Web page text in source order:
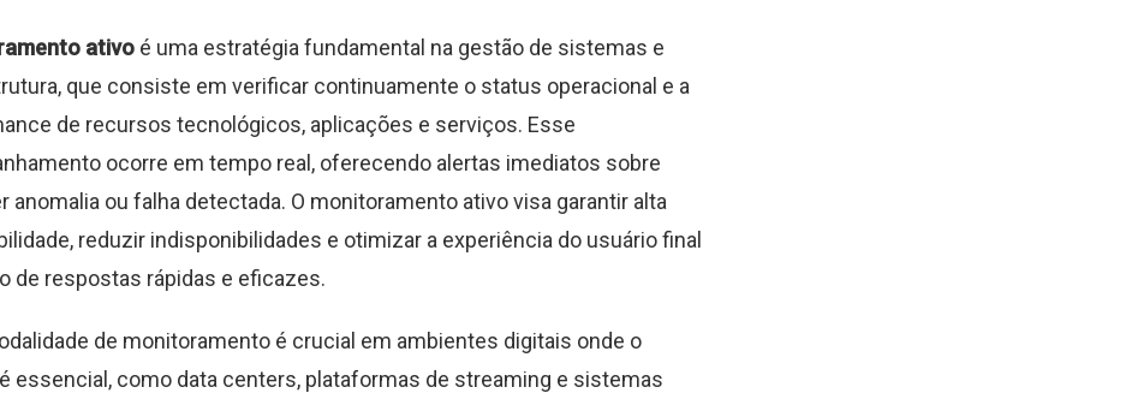
ativo é uma estratégia fundamental na gestão de sistemas e
que consiste em verificar continuamente o status operacional e a
de recursos tecnológicos, aplicações e serviços. Esse
ocorre em tempo real, oferecendo alertas imediatos sobre
anomalia ou falha detectada. O monitoramento ativo visa garantir alta
reduzir indisponibilidades e otimizar a experiência do usuário final
de respostas rápidas e eficazes.
de monitoramento é crucial em ambientes digitais onde o
essencial, como data centers, plataformas de streaming e sistemas